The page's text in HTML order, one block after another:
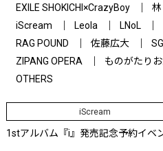
EXILE SHOKICHI×CrazyBoy
iScream
Leola LNoL
RAG POUND
佐藤広大 SG
ZIPANG OPERA
ものがたり
OTHERS
iScream
1stアルバム『i』発売記念予約イベ